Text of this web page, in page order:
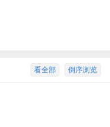
倒序浏览
看全部